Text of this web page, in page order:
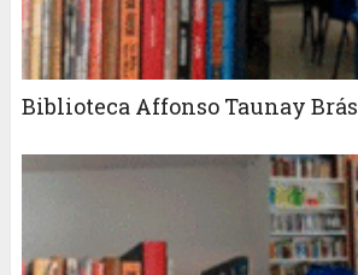
Biblioteca Affonso Taunay Brás